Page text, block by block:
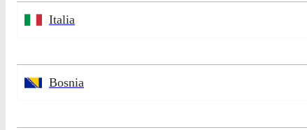
Italia
Bosnia